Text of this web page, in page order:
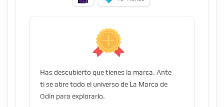
Has descubierto que tienes la marca. Ante
ti se abre todo el universo de La Marca de
Odín para explorarlo.